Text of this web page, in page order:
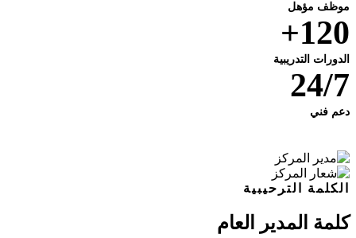
موظف مؤهل
120+
الدورات التدريبية
24/7
دعم فني
الكلمة الترحيبية
كلمة المدير العام